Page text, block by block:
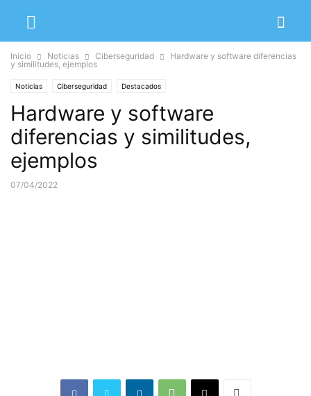
Inicio Noticias Ciberseguridad
Hardware y software diferencias
y similitudes, ejemplos
Noticias Ciberseguridad Destacados
Hardware y software
diferencias y similitudes,
ejemplos
07/04/2022